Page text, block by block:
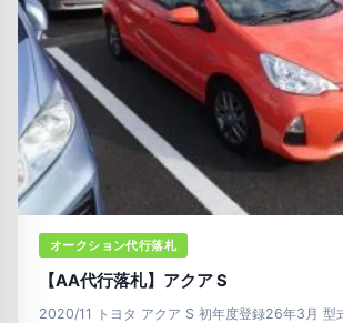
オークション代行落札
【AA代行落札】アクア S
2020/11 トヨタ アクア S 初年度登録26年3月 型